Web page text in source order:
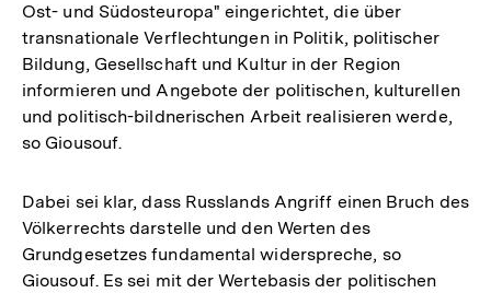
Ost- und Südosteuropa" eingerichtet, die über
transnationale Verflechtungen in Politik, politischer
Bildung, Gesellschaft und Kultur in der Region
informieren und Angebote der politischen, kulturellen
und politisch-bildnerischen Arbeit realisieren werde,
so Giousouf.
Dabei sei klar, dass Russlands Angriff einen Bruch des
Völkerrechts darstelle und den Werten des
Grundgesetzes fundamental widerspreche, so
Giousouf. Es sei mit der Wertebasis der politischen